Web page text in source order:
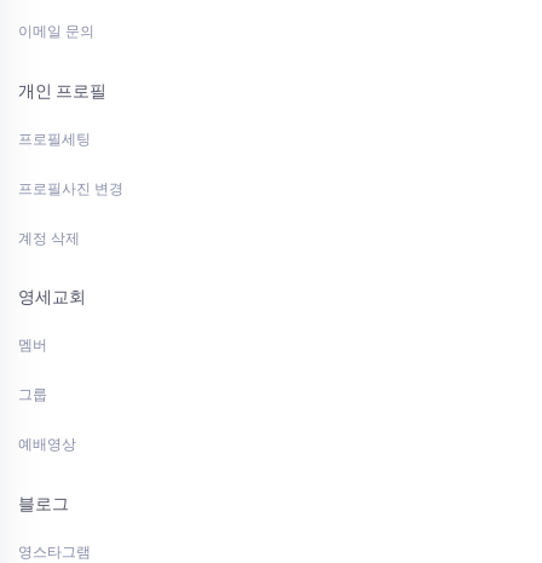
이메일 문의
개인 프로필
프로필세팅
프로필사진 변경
계정 삭제
영세교회
멤버
그룹
예배영상
블로그
영스타그램